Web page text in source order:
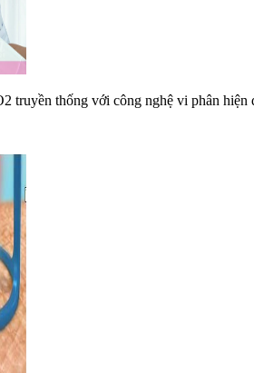
truyền thống với công nghệ vi phân